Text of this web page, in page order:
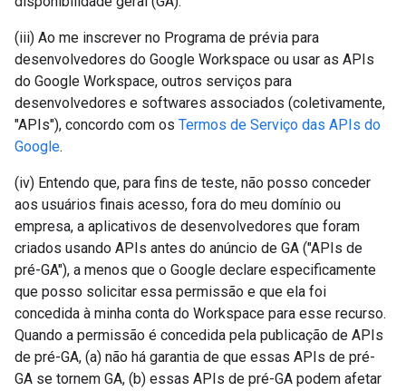
(iii) Ao me inscrever no Programa de prévia para
desenvolvedores do Google Workspace ou usar as APIs
do Google Workspace, outros serviços para
desenvolvedores e softwares associados (coletivamente,
"APIs"), concordo com os Termos de Serviço das APIs do
Google.
(iv) Entendo que, para fins de teste, não posso conceder
aos usuários finais acesso, fora do meu domínio ou
empresa, a aplicativos de desenvolvedores que foram
criados usando APIs antes do anúncio de GA ("APIs de
pré-GA"), a menos que o Google declare especificamente
que posso solicitar essa permissão e que ela foi
concedida à minha conta do Workspace para esse recurso.
Quando a permissão é concedida pela publicação de APIs
de pré-GA, (a) não há garantia de que essas APIs de pré-
GA se tornem GA, (b) essas APIs de pré-GA podem afetar